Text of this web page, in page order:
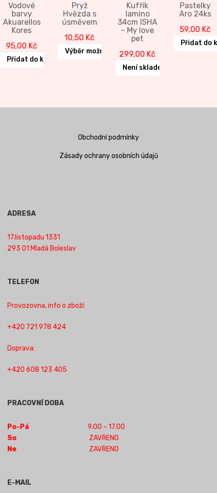
Vodové
barvy
Akuarellos
Kores
95,00 Kč
Přidat do košíku
Pryž
Hvězda s
úsměvem
10,50 Kč
Výběr možností
Kufřík
lamino
34cm ISHA
– My love
pet
299,00 Kč
Není skladem
Pastelky
Aro 24ks
59,00 Kč
Přidat do
Obchodní podmínky
Zásady ochrany osobních údajů
ADRESA
17.listopadu 1331
293 01 Mladá Boleslav
TELEFON
Provozovna, info o zboží:
+420 721 978 424
Doprava:
+420 608 123 405
PRACOVNÍ DOBA
Po-Pá
9.00 – 17.00
So
ZAVŘENO
Ne
ZAVŘENO
E-MAIL